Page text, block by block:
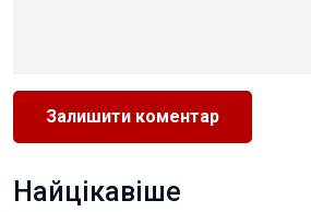
Найцікавіше